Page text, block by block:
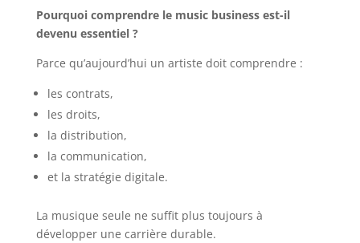
Pourquoi comprendre le music business est-il
devenu essentiel ?
Parce qu’aujourd’hui un artiste doit comprendre :
les contrats,
les droits,
la distribution,
la communication,
et la stratégie digitale.
La musique seule ne suffit plus toujours à
développer une carrière durable.